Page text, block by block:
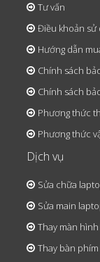
Tư vấn
Điều khoản sử
Hướng dẫn
Chính sách
Chính sách
Phương thức
Phương thức
Dịch vụ
Sửa chữa
Sửa main
Thay màn
Thay bàn